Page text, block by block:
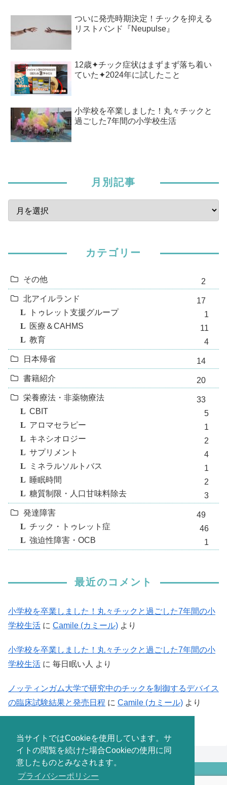
当サイトではCookieを使用しています。サ
イトの閲覧を続けた場合Cookieの使用に同
意したものとみなされます。
プライバシーポリシー
ついに発売時期決定！チックを抑える
リストバンド『Neupulse』
12歳✦チック症状はまずまず落ち着い
ていた✦2024年に試したこと
小学校を卒業しました！丸々チックと
過ごした7年間の小学校生活
月別記事
カテゴリー
その他 2
北アイルランド
17
トゥレット支援グループ
1
医療＆CAHMS
11
教育
4
日本帰省 14
書籍紹介 20
栄養療法・非薬物療法
33
CBIT
5
アロマセラピー
1
キネシオロジー
2
サプリメント
4
ミネラルソルトバス
1
睡眠時間
2
糖質制限・人口甘味料除去
3
発達障害
49
チック・トゥレット症
46
強迫性障害・OCB
1
最近のコメント
小学校を卒業しました！丸々チックと過ごした7年間の小
学校生活 に Camile (カミール) より
小学校を卒業しました！丸々チックと過ごした7年間の小
学校生活 に 毎日眠い人 より
ノッティンガム大学で研究中のチックを制御するデバイス
の臨床試験結果と発売日程 に Camile (カミール) より